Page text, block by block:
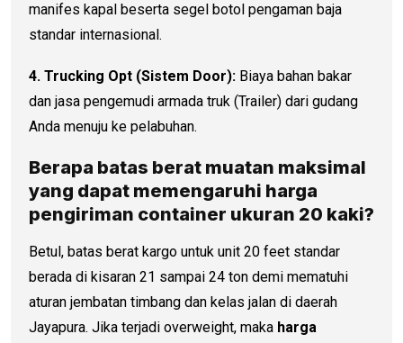
manifes kapal beserta segel botol pengaman baja
standar internasional.
4. Trucking Opt (Sistem Door): Biaya bahan bakar
dan jasa pengemudi armada truk (Trailer) dari gudang
Anda menuju ke pelabuhan.
Berapa batas berat muatan maksimal
yang dapat memengaruhi harga
pengiriman container ukuran 20 kaki?
Betul, batas berat kargo untuk unit 20 feet standar
berada di kisaran 21 sampai 24 ton demi mematuhi
aturan jembatan timbang dan kelas jalan di daerah
Jayapura. Jika terjadi overweight, maka harga